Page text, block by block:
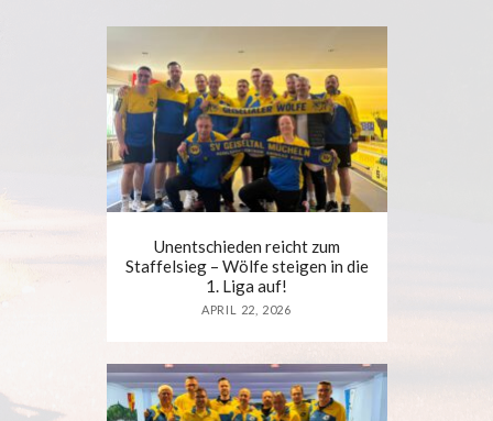
Unentschieden reicht zum
Staffelsieg – Wölfe steigen in die
1. Liga auf!
APRIL 22, 2026